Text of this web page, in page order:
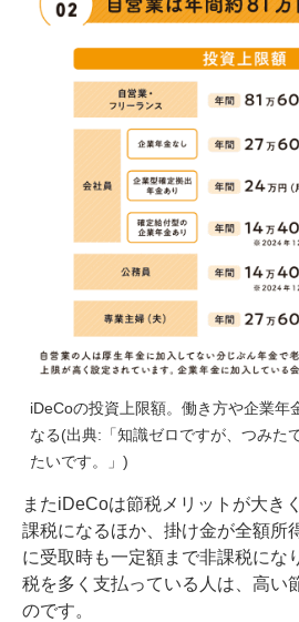
iDeCoの投資上限額。働き方や企業年
なる(出典:「知識ゼロですが、つみた
たいです。」)
またiDeCoは節税メリットが大き
課税になるほか、掛け金が全額所
に受取時も一定額まで非課税にな
税を多く支払っている人は、高い
のです。